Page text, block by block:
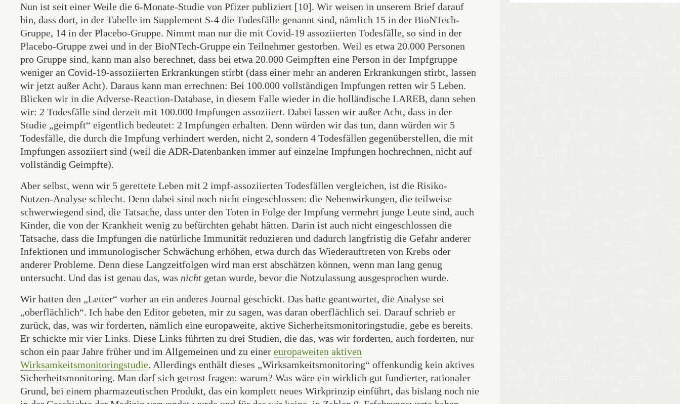
Nun ist seit einer Weile die 6-Monate-Studie von Pfizer publiziert [10]. Wir weisen in unserem Brief darauf
hin, dass dort, in der Tabelle im Supplement S-4 die Todesfälle genannt sind, nämlich 15 in der BioNTech-
Gruppe, 14 in der Placebo-Gruppe. Nimmt man nur die mit Covid-19 assoziierten Todesfälle, so sind in der
Placebo-Gruppe zwei und in der BioNTech-Gruppe ein Teilnehmer gestorben. Weil es etwa 20.000 Personen
pro Gruppe sind, kann man also berechnet, dass bei etwa 20.000 Geimpften eine Person in der Impfgruppe
weniger an Covid-19-assoziierten Erkrankungen stirbt (dass einer mehr an anderen Erkrankungen stirbt, lassen
wir jetzt außer Acht). Daraus kann man errechnen: Bei 100.000 vollständigen Impfungen retten wir 5 Leben.
Blicken wir in die Adverse-Reaction-Database, in diesem Falle wieder in die holländische LAREB, dann sehen
wir: 2 Todesfälle sind derzeit mit 100.000 Impfungen assoziiert. Dabei lassen wir außer Acht, dass in der
Studie „geimpft“ eigentlich bedeutet: 2 Impfungen erhalten. Denn würden wir das tun, dann würden wir 5
Todesfälle, die durch die Impfung verhindert werden, nicht 2, sondern 4 Todesfällen gegenüberstellen, die mit
Impfungen assoziiert sind (weil die ADR-Datenbanken immer auf einzelne Impfungen hochrechnen, nicht auf
vollständig Geimpfte).
Aber selbst, wenn wir 5 gerettete Leben mit 2 impf-assoziierten Todesfällen vergleichen, ist die Risiko-
Nutzen-Analyse schlecht. Denn dabei sind noch nicht eingeschlossen: die Nebenwirkungen, die teilweise
schwerwiegend sind, die Tatsache, dass unter den Toten in Folge der Impfung vermehrt junge Leute sind, auch
Kinder, die von der Krankheit wenig zu befürchten gehabt hätten. Darin ist auch nicht eingeschlossen die
Tatsache, dass die Impfungen die natürliche Immunität reduzieren und dadurch langfristig die Gefahr anderer
Infektionen und immunologischer Schwächung erhöhen, etwa durch das Wiederauftreten von Krebs oder
anderer Probleme. Denn diese Langzeitfolgen wird man erst abschätzen können, wenn man lang genug
untersucht. Und das ist genau das, was nicht getan wurde, bevor die Notzulassung ausgesprochen wurde.
Wir hatten den „Letter“ vorher an ein anderes Journal geschickt. Das hatte geantwortet, die Analyse sei
„oberflächlich“. Ich habe den Editor gebeten, mir zu sagen, was daran oberflächlich sei. Darauf schrieb er
zurück, das, was wir forderten, nämlich eine europaweite, aktive Sicherheitsmonitoringstudie, gebe es bereits.
Er schickte mir vier Links. Diese Links führten zu drei Studien, die das, was wir forderten, auch forderten, nur
schon ein paar Jahre früher und im Allgemeinen und zu einer europaweiten aktiven
Wirksamkeitsmonitoringstudie. Allerdings enthält dieses „Wirksamkeitsmonitoring“ offenkundig kein aktives
Sicherheitsmonitoring. Man darf sich getrost fragen: warum? Was wäre ein wirklich gut fundierter, rationaler
Grund, bei einem pharmazeutischen Produkt, das ein komplett neues Wirkprinzip einführt, das bislang noch nie